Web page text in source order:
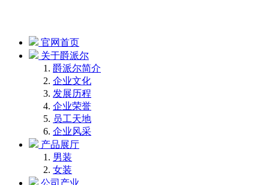
官网首页
关于爵派尔
爵派尔简介
企业文化
发展历程
企业荣誉
员工天地
企业风采
产品展厅
男装
女装
公司产业